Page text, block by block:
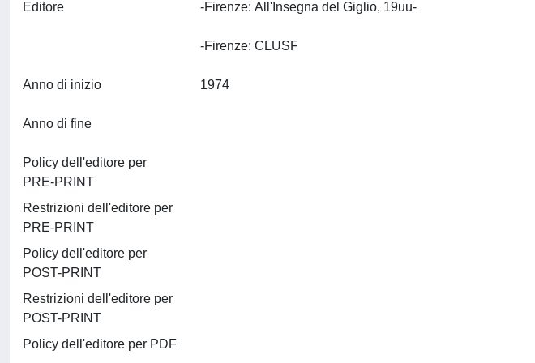
Editore -Firenze: All'Insegna del Giglio, 19uu-
Anno di inizio
Anno di fine
Policy dell'editore per
PRE-PRINT
Restrizioni dell'editore per
PRE-PRINT
Policy dell'editore per
POST-PRINT
Restrizioni dell'editore per
POST-PRINT
Policy dell'editore per PDF